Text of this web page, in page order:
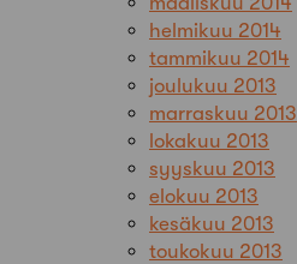
helmikuu 2014
tammikuu 2014
joulukuu 2013
marraskuu 2013
lokakuu 2013
syyskuu 2013
elokuu 2013
kesäkuu 2013
toukokuu 2013